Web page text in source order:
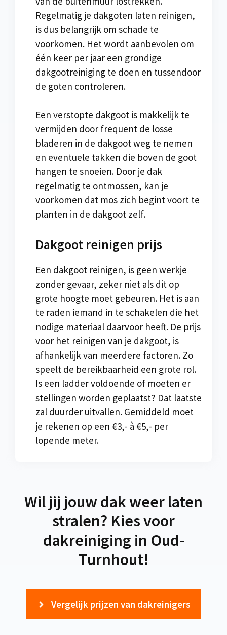
Regelmatig je dakgoten laten reinigen,
is dus belangrijk om schade te
voorkomen. Het wordt aanbevolen om
één keer per jaar een grondige
dakgootreiniging te doen en tussendoor
de goten controleren.
Een verstopte dakgoot is makkelijk te
vermijden door frequent de losse
bladeren in de dakgoot weg te nemen
en eventuele takken die boven de goot
hangen te snoeien. Door je dak
regelmatig te ontmossen, kan je
voorkomen dat mos zich begint voort te
planten in de dakgoot zelf.
Dakgoot reinigen prijs
Een dakgoot reinigen, is geen werkje
zonder gevaar, zeker niet als dit op
grote hoogte moet gebeuren. Het is aan
te raden iemand in te schakelen die het
nodige materiaal daarvoor heeft. De prijs
voor het reinigen van je dakgoot, is
afhankelijk van meerdere factoren. Zo
speelt de bereikbaarheid een grote rol.
Is een ladder voldoende of moeten er
stellingen worden geplaatst? Dat laatste
zal duurder uitvallen. Gemiddeld moet
je rekenen op een €3,- à €5,- per
lopende meter.
Wil jij jouw dak weer laten
stralen? Kies voor
dakreiniging in Oud-
Turnhout!
Vergelijk prijzen van dakreinigers